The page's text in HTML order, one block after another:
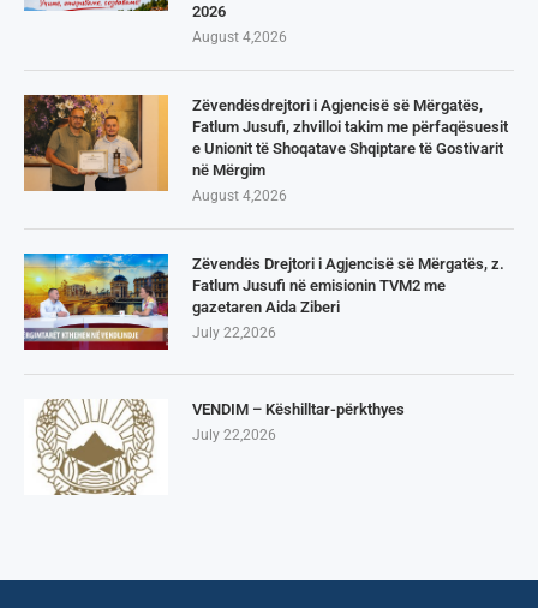
2026
August 4,2026
Zëvendësdrejtori i Agjencisë së Mërgatës,
Fatlum Jusufi, zhvilloi takim me përfaqësuesit
e Unionit të Shoqatave Shqiptare të Gostivarit
në Mërgim
August 4,2026
Zëvendës Drejtori i Agjencisë së Mërgatës, z.
Fatlum Jusufi në emisionin TVM2 me
gazetaren Aida Ziberi
July 22,2026
VENDIM – Këshilltar-përkthyes
July 22,2026